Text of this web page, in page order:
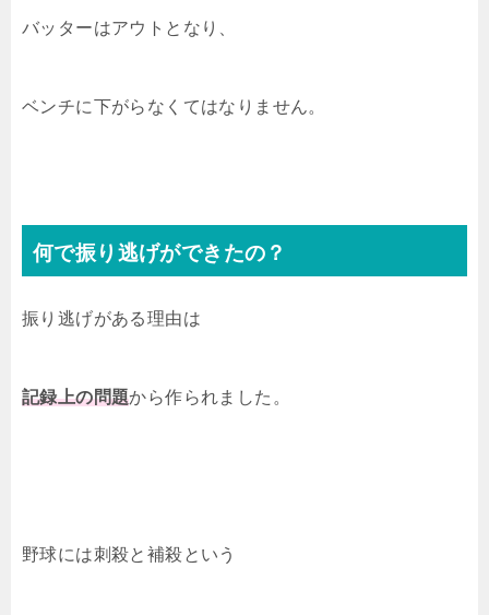
バッターはアウトとなり、
ベンチに下がらなくてはなりません。
何で振り逃げができたの？
振り逃げがある理由は
記録上の問題から作られました。
野球には刺殺と補殺という